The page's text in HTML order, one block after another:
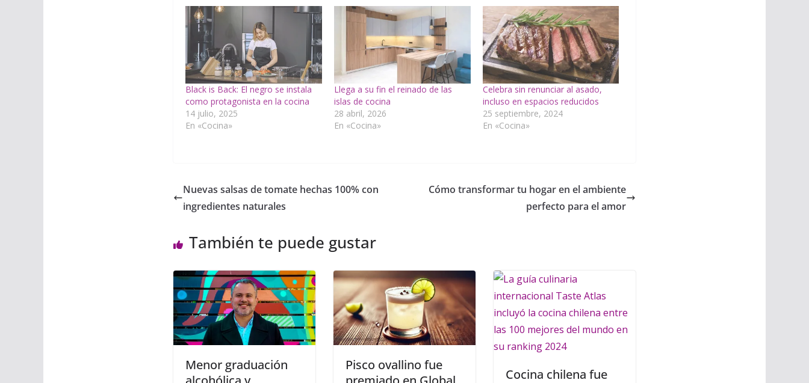
Black is Back: El negro se instala
como protagonista en la cocina
14 julio, 2025
En «Cocina»
Llega a su fin el reinado de las
islas de cocina
28 abril, 2026
En «Cocina»
Celebra sin renunciar al asado,
incluso en espacios reducidos
25 septiembre, 2024
En «Cocina»
Nuevas salsas de tomate hechas 100% con
ingredientes naturales
Cómo transformar tu hogar en el ambiente
perfecto para el amor
También te puede gustar
Menor graduación
Pisco ovallino fue
Cocina chilena fue